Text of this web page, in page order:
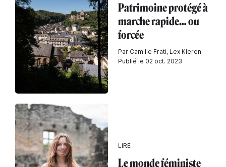
Patrimoine protégé à
marche rapide… ou
forcée
Par Camille Frati, Lex Kleren
Publié le 02 oct. 2023
LIRE
Le monde féministe